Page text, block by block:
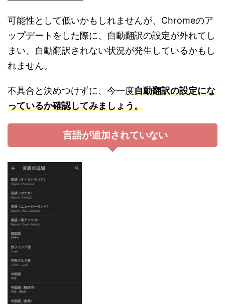
可能性として低いかもしれませんが、Chromeのア
ップデートをした際に、自動翻訳の設定が外れてし
まい、自動翻訳されない状況が発生しているかもし
れません。
不具合と決めつけずに、今一度自動翻訳の設定にな
っているか確認してみましょう。
言語が追加されていない